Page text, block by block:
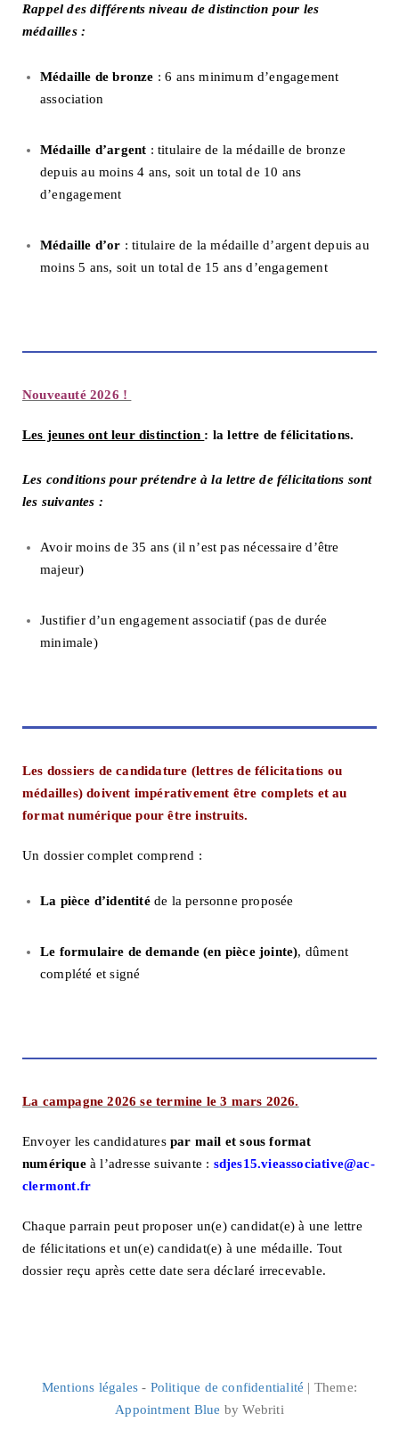
Rappel des différents niveau de distinction pour les
médailles :
Médaille de bronze : 6 ans minimum d’engagement
association
Médaille d’argent : titulaire de la médaille de bronze
depuis au moins 4 ans, soit un total de 10 ans
d’engagement
Médaille d’or : titulaire de la médaille d’argent depuis au
moins 5 ans, soit un total de 15 ans d’engagement
Nouveauté 2026 !
Les jeunes ont leur distinction : la lettre de félicitations.
Les conditions pour prétendre à la lettre de félicitations sont
les suivantes :
Avoir moins de 35 ans (il n’est pas nécessaire d’être
majeur)
Justifier d’un engagement associatif (pas de durée
minimale)
Les dossiers de candidature (lettres de félicitations ou
médailles) doivent impérativement être complets et au
format numérique pour être instruits.
Un dossier complet comprend :
La pièce d’identitéde la personne proposée
Le formulaire de demande (en pièce jointe), dûment
complété et signé
La campagne 2026 se termine le 3 mars 2026.
Envoyer les candidatures par mail et sous format
numériqueà l’adresse suivante : sdjes15.vieassociative@ac-
clermont.fr
Chaque parrain peut proposer un(e) candidat(e) à une lettre
de félicitations et un(e) candidat(e) à une médaille. Tout
dossier reçu après cette date sera déclaré irrecevable.
Mentions légales - Politique de confidentialité | Theme:
Appointment Blue by Webriti